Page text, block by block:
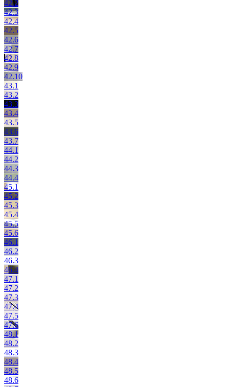
42.2
42.3
42.4
42.5
42.6
42.7
42.8
42.9
42.10
43.1
43.2
43.3
43.4
43.5
43.6
43.7
44.1
44.2
44.3
44.4
45.1
45.2
45.3
45.4
45.5
45.6
46.1
46.2
46.3
46.4
47.1
47.2
47.3
47.4
47.5
47.6
48.1
48.2
48.3
48.4
48.5
48.6